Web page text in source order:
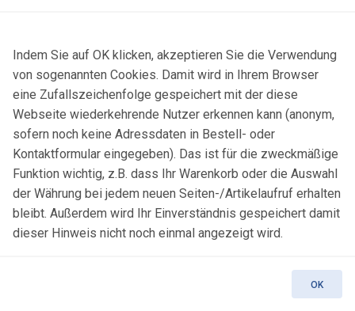
Indem Sie auf OK klicken, akzeptieren Sie die Verwendung
von sogenannten Cookies. Damit wird in Ihrem Browser
eine Zufallszeichenfolge gespeichert mit der diese
Webseite wiederkehrende Nutzer erkennen kann (anonym,
sofern noch keine Adressdaten in Bestell- oder
Kontaktformular eingegeben). Das ist für die zweckmäßige
Funktion wichtig, z.B. dass Ihr Warenkorb oder die Auswahl
der Währung bei jedem neuen Seiten-/Artikelaufruf erhalten
bleibt. Außerdem wird Ihr Einverständnis gespeichert damit
dieser Hinweis nicht noch einmal angezeigt wird.
OK